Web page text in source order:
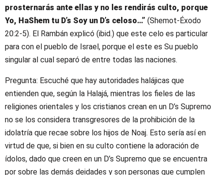
prosternarás ante ellas y no les rendirás culto, porque
Yo, HaShem tu D’s Soy un D’s celoso…” (Shemot-Éxodo
20:2-5). El Rambán explicó (ibid.) que este celo es particular
para con el pueblo de Israel, porque el este es Su pueblo
singular al cual separó de entre todas las naciones.
Pregunta: Escuché que hay autoridades halájicas que
entienden que, según la Halajá, mientras los fieles de las
religiones orientales y los cristianos crean en un D’s Supremo
no se los considera transgresores de la prohibición de la
idolatría que recae sobre los hijos de Noaj. Esto sería así en
virtud de que, si bien en su culto contiene la adoración de
ídolos, dado que creen en un D’s Supremo que se encuentra
por sobre las demás deidades y son personas que cumplen